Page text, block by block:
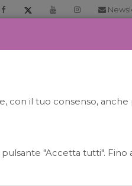
con il tuo consenso,
"Accetta tutti". Fino